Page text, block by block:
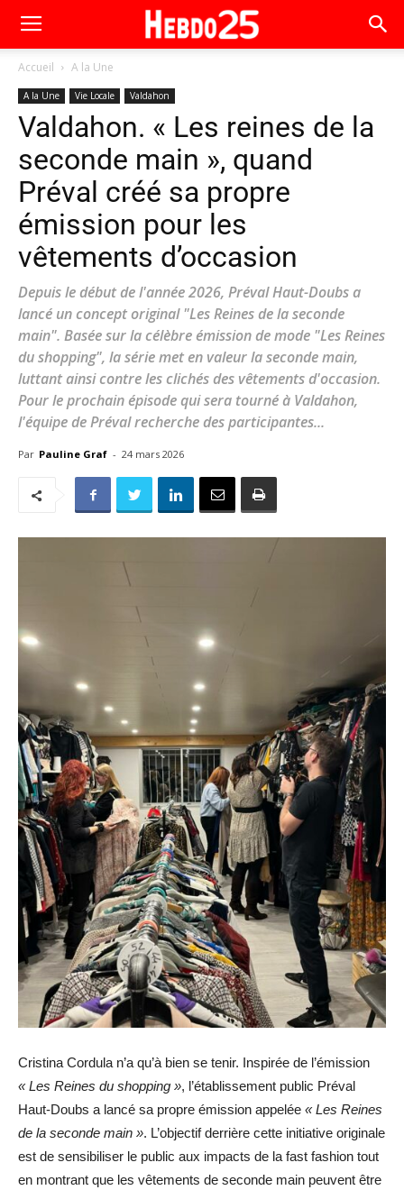
Accueil A la Une
A la Une Vie Locale Valdahon
Valdahon. « Les reines de la
seconde main », quand
Préval créé sa propre
émission pour les
vêtements d’occasion
Depuis le début de l'année 2026, Préval Haut-Doubs a
lancé un concept original "Les Reines de la seconde
main". Basée sur la célèbre émission de mode "Les Reines
du shopping", la série met en valeur la seconde main,
luttant ainsi contre les clichés des vêtements d'occasion.
Pour le prochain épisode qui sera tourné à Valdahon,
l'équipe de Préval recherche des participantes...
Par Pauline Graf - 24 mars 2026
Cristina Cordula n’a qu’à bien se tenir. Inspirée de l’émission
« Les Reines du shopping », l’établissement public Préval
Haut-Doubs a lancé sa propre émission appelée « Les Reines
de la seconde main ». L’objectif derrière cette initiative originale
est de sensibiliser le public aux impacts de la fast fashion tout
en montrant que les vêtements de seconde main peuvent être